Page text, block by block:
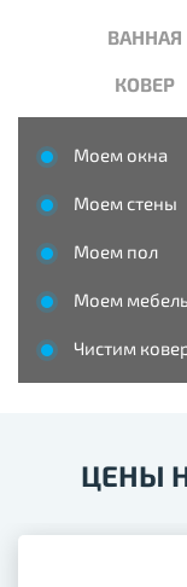
ВАННАЯ
КОВЕР
Моем окна
Моем стены
Моем пол
Моем мебель
Чистим
ЦЕНЫ